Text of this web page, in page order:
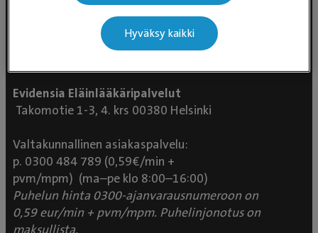
Evidensia Eläinlääkäripalvelut
Takomotie 1-3, 4. krs 00380 Helsinki
Valtakunnallinen asiakaspalvelu:
p. 0300 484 789 (0,59€/min +
pvm/mpm) (ma–pe klo 8:00–16:00)
Puhelun hinta 0300-ajanvarausnumeroon on
0,59 eur/min + pvm/mpm. Puhelinjonotus on
Hyväksy kaikki